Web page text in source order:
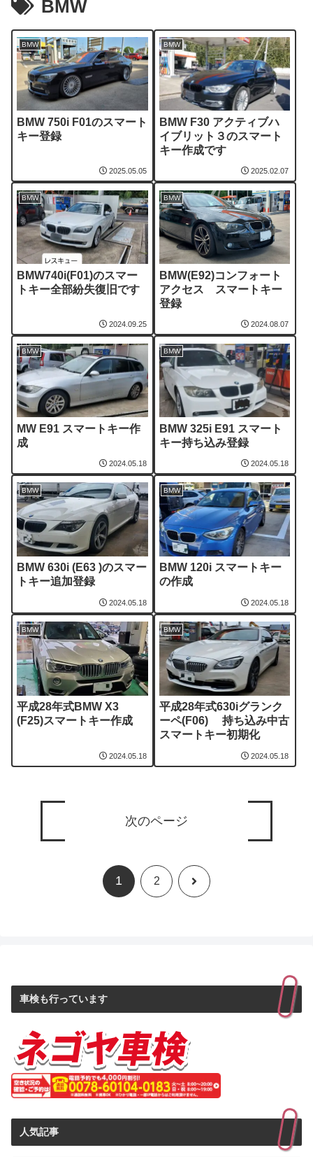
BMW
BMW
BMW 750i F01のスマート
キー登録
2025.05.05
BMW
BMW F30 アクティブハ
イブリット３のスマート
キー作成です
2025.02.07
BMW
BMW740i(F01)のスマー
トキー全部紛失復旧です
2024.09.25
BMW
BMW(E92)コンフォート
アクセス スマートキー
登録
2024.08.07
BMW
MW E91 スマートキー作
成
2024.05.18
BMW
BMW 325i E91 スマート
キー持ち込み登録
2024.05.18
BMW
BMW 630i (E63 )のスマー
トキー追加登録
2024.05.18
BMW
BMW 120i スマートキー
の作成
2024.05.18
BMW
平成28年式BMW X3
(F25)スマートキー作成
2024.05.18
BMW
平成28年式630iグランク
ーペ(F06) 持ち込み中古
スマートキー初期化
2024.05.18
次のページ
1 2 次
車検も行っています
人気記事